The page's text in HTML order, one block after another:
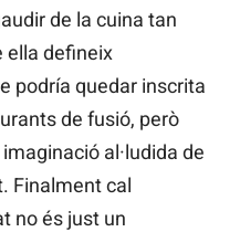
de la cuina tan
ella defineix
podría quedar inscrita
de fusió, però
al·ludida de
Finalment cal
no és just un